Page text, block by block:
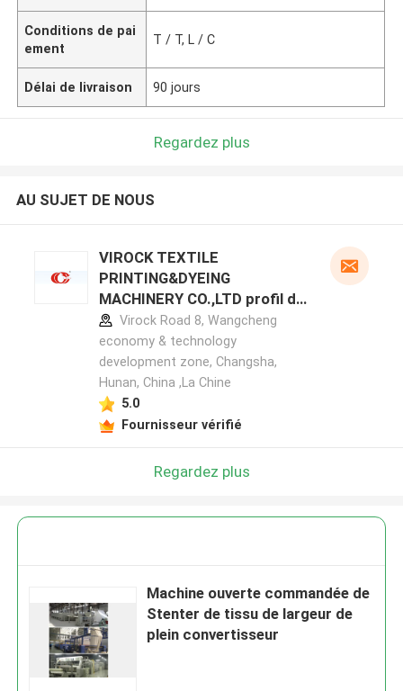
Conditions de pai
ement
T / T, L / C
Délai de livraison 90 jours
Regardez plus
AU SUJET DE NOUS
VIROCK TEXTILE
PRINTING&DYEING
MACHINERY CO.,LTD profil du
fabricant
Virock Road 8, Wangcheng
economy & technology
development zone, Changsha,
Hunan, China ,La Chine
5.0
Fournisseur vérifié
Regardez plus
Machine ouverte commandée de
Stenter de tissu de largeur de
plein convertisseur